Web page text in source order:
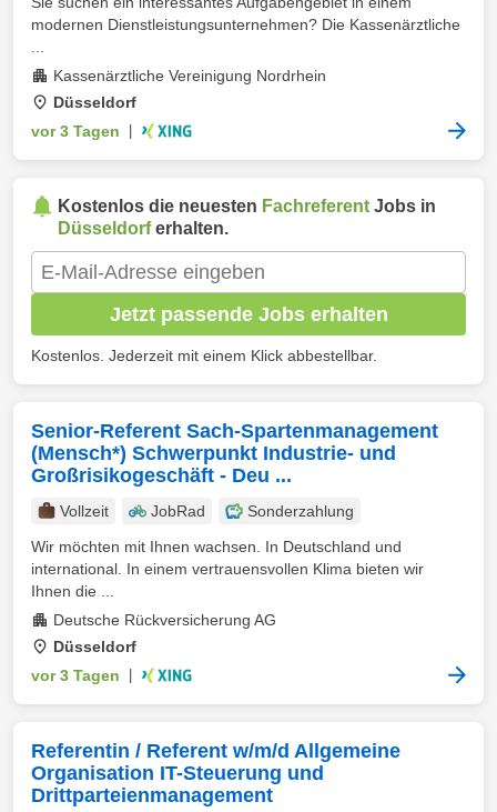
modernen Dienstleistungsunternehmen? Die Kassenärztliche
Kassenärztliche Vereinigung Nordrhein
Düsseldorf
vor 3 Tagen
Kostenlos die neuesten Fachreferent Jobs in
Düsseldorferhalten.
Jetzt passende Jobs erhalten
Kostenlos. Jederzeit mit einem Klick abbestellbar.
Senior-Referent Sach-Spartenmanagement
(Mensch*) Schwerpunkt Industrie- und
Großrisikogeschäft - Deu ...
Vollzeit JobRad
Sonderzahlung
Wir möchten mit Ihnen wachsen. In Deutschland und
international. In einem vertrauensvollen Klima bieten wir
Ihnen die ...
Deutsche Rückversicherung AG
Düsseldorf
vor 3 Tagen
Referentin / Referent w/m/d Allgemeine
Organisation IT-Steuerung und
Drittparteienmanagement